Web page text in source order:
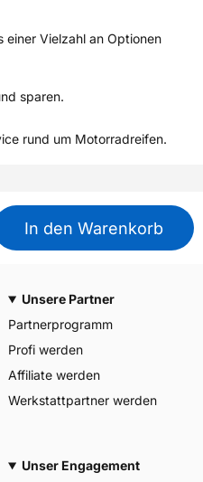
Front/Rear
M/C
Nein
YOKOHAMA TWS
Deutschland, info-de@mitas-
tires.com
einer Vielzahl an Optionen
sparen.
rund um Motorradreifen.
In den Warenkorb
Unsere Partner
Partnerprogramm
Profi werden
Affiliate werden
Werkstattpartner werden
Unser Engagement